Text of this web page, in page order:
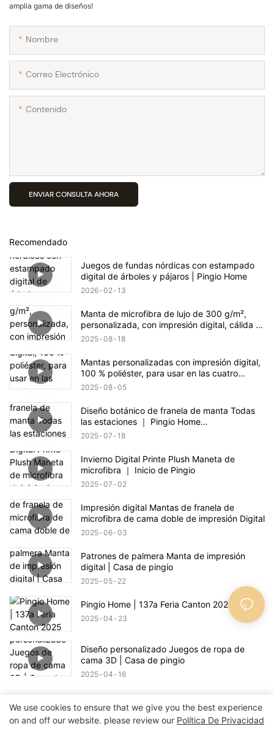
amplia gama de diseños!
Nombre
Correo Electrónico
Contenido
ENVIAR CONSULTA AHORA
Recomendado
Juegos de fundas nórdicas con estampado
digital de árboles y pájaros | Pingio Home
2026 02 13
Manta de microfibra de lujo de 300 g/m²,
personalizada, con impresión digital, cálida y
acogedora | Pingio Home
2025 08 18
Mantas personalizadas con impresión digital,
100 % poliéster, para usar en las cuatro
estaciones | Pingio Home
2025 08 05
Diseño botánico de franela de manta Todas
las estaciones ｜ Pingio Home
https://pingiohome.com/
2025 07 18
Invierno Digital Printe Plush Maneta de
microfibra ｜ Inicio de Pingio
2025 07 02
Impresión digital Mantas de franela de
microfibra de cama doble de impresión Digital
2025 06 03
Patrones de palmera Manta de impresión
digital | Casa de pingio
2025 05 22
Pingio Home | 137a Feria Canton 2025
2025 04 23
Diseño personalizado Juegos de ropa de
cama 3D | Casa de pingio
2025 04 16
We use cookies to ensure that we give you the best experience
on and off our website. please review our Política De Privacidad